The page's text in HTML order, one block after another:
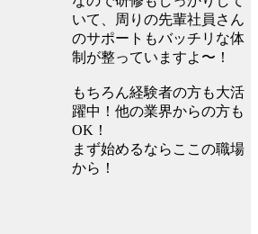
いて、周りの先輩社員さん
のサポートもバッチリな体
制が整っていますよ〜！
もちろん経験者の方も大活
躍中！他の業界からの方も
OK！
まず始めるならここの職場
から！